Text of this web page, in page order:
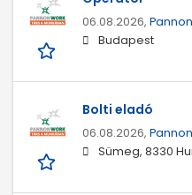
06.08.2026,
Budapest
Bolti eladó
06.08.2026,
Sümeg, 8330